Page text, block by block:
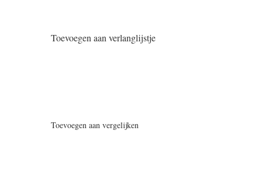
Toevoegen aan verlanglijstje
Toevoegen aan vergelijken